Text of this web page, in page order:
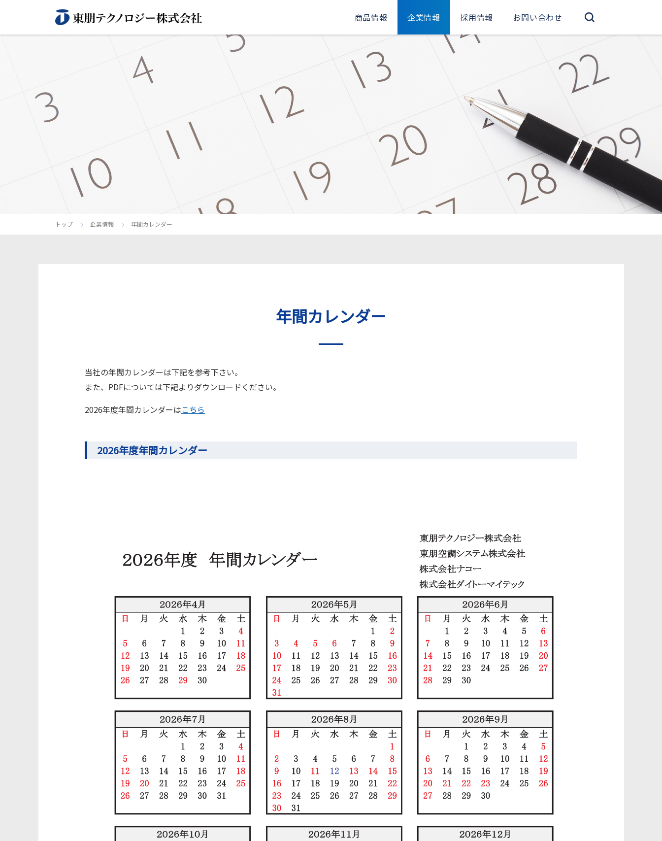
商品情報 企業情報 採用情報 お問い合わせ
トップ 企業情報 年間カレンダー
年間カレンダー
当社の年間カレンダーは下記を参考下さい。
また、PDFについては下記よりダウンロードください。
2026年度年間カレンダーはこちら
2026年度年間カレンダー